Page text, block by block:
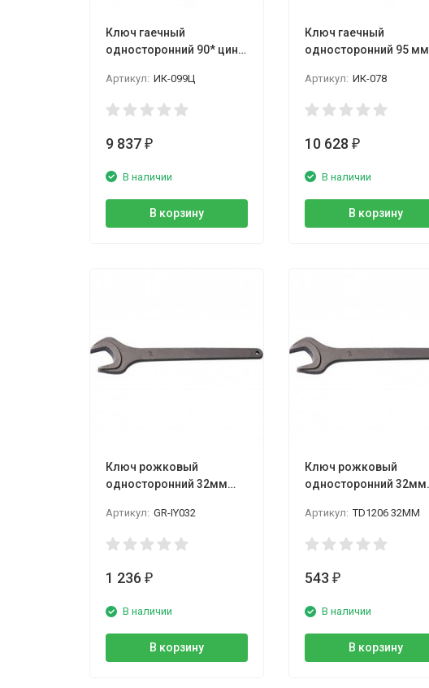
Ключ гаечный
односторонний 90* цинк,
Артикул: ИК-099Ц
9 837 ₽
В наличии
В корзину
Ключ гаечный
односторонний 95 мм
Артикул: ИК-078
10 628 ₽
В наличии
В корзину
Ключ рожковый
односторонний 32мм
Артикул: GR-IY032
1 236 ₽
В наличии
В корзину
Ключ рожковый
односторонний 32мм
Артикул: TD1206 32ММ
543 ₽
В наличии
В корзину